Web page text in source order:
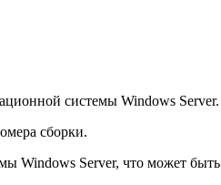
системы Windows Server.
сборки.
Server, что может